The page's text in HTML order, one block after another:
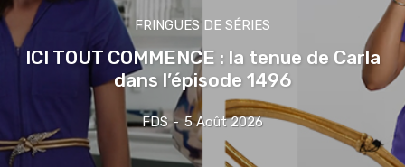
FRINGUES DE SÉRIES
ICI TOUT COMMENCE : la tenue de Carla
dans l’épisode 1496
FDS - 5 Août 2026